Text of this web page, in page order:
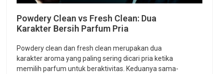
Powdery Clean vs Fresh Clean: Dua
Karakter Bersih Parfum Pria
Powdery clean dan fresh clean merupakan dua
karakter aroma yang paling sering dicari pria ketika
memilih parfum untuk beraktivitas. Keduanya sama-